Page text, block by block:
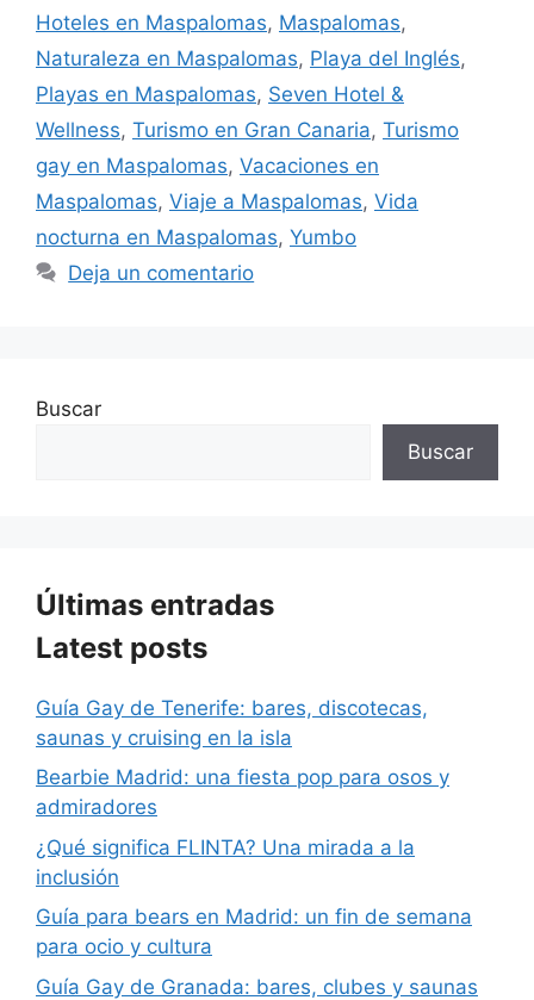
Hoteles en Maspalomas, Maspalomas,
Naturaleza en Maspalomas, Playa del Inglés,
Playas en Maspalomas, Seven Hotel &
Wellness, Turismo en Gran Canaria, Turismo
gay en Maspalomas, Vacaciones en
Maspalomas, Viaje a Maspalomas, Vida
nocturna en Maspalomas, Yumbo
Deja un comentario
Buscar
Buscar
Últimas entradas
Latest posts
Guía Gay de Tenerife: bares, discotecas,
saunas y cruising en la isla
Bearbie Madrid: una fiesta pop para osos y
admiradores
¿Qué significa FLINTA? Una mirada a la
inclusión
Guía para bears en Madrid: un fin de semana
para ocio y cultura
Guía Gay de Granada: bares, clubes y saunas